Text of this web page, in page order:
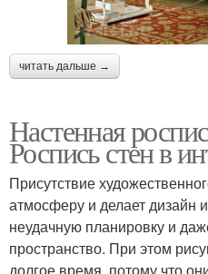
читать дальше →
Настенная
Роспись стен в
Присутствие
атмосферу и делает дизайн
неудачную планировку и
пространство. При этом
долгое время, потому что